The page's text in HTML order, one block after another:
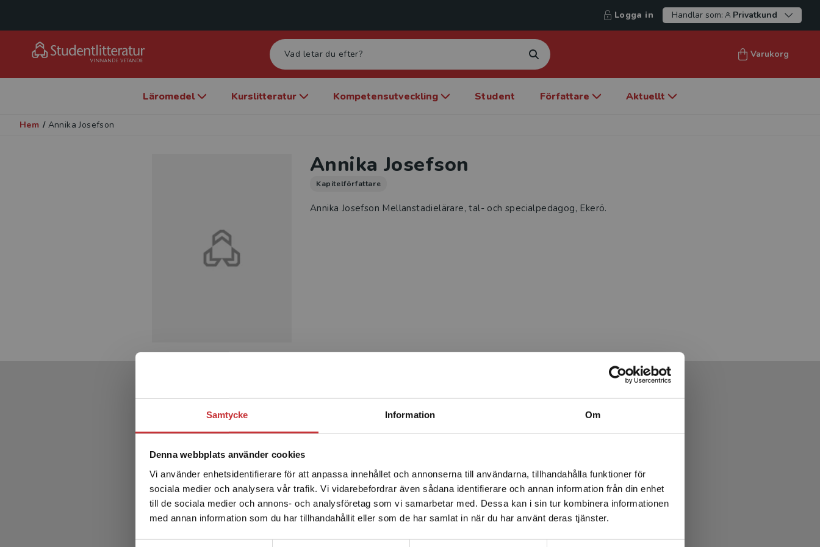
Samtycke Information Om
Denna webbplats använder cookies
Vi använder enhetsidentifierare för att anpassa innehållet och annonserna till användarna, tillhandahålla funktioner för
sociala medier och analysera vår trafik. Vi vidarebefordrar även sådana identifierare och annan information från din enhet
till de sociala medier och annons- och analysföretag som vi samarbetar med. Dessa kan i sin tur kombinera informationen
med annan information som du har tillhandahållit eller som de har samlat in när du har använt deras tjänster.
Begränsad fraktregion
Det verkar som att du besöker studentlitteratur.se via en
enhet utanför Sverige. Vi erbjuder inte leveranser utanför
Sverige. För att kunna slutföra ett köp måste
leveransadressen vara i Sverige.Läs mer
Logga in Handlar som: Privatkund
Varukorg
Läromedel Kurslitteratur Kompetensutveckling Student Författare Aktuellt
Hem / Annika Josefson
Annika Josefson
Kapitelförfattare
Annika Josefson Mellanstadielärare, tal- och specialpedagog, Ekerö.